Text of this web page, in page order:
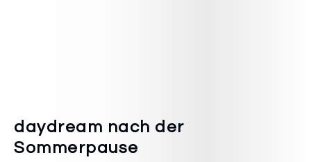
daydream nach der
Sommerpause